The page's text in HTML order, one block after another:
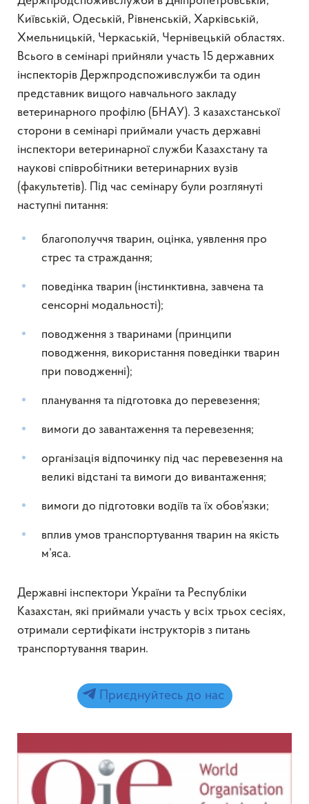
Київській, Одеській, Рівненській, Харківській,
Хмельницькій, Черкаській, Чернівецькій областях.
Всього в семінарі прийняли участь 15 державних
інспекторів Держпродспоживслужби та один
представник вищого навчального закладу
ветеринарного профілю (БНАУ). З казахстанської
сторони в семінарі приймали участь державні
інспектори ветеринарної служби Казахстану та
наукові співробітники ветеринарних вузів
(факультетів). Під час семінару були розглянуті
наступні питання:
благополуччя тварин, оцінка, уявлення про
стрес та страждання;
поведінка тварин (інстинктивна, завчена та
сенсорні модальності);
поводження з тваринами (принципи
поводження, використання поведінки тварин
при поводженні);
планування та підготовка до перевезення;
вимоги до завантаження та перевезення;
організація відпочинку під час перевезення на
великі відстані та вимоги до вивантаження;
вимоги до підготовки водіїв та їх обов’язки;
вплив умов транспортування тварин на якість
м’яса.
Державні інспектори України та Республіки
Казахстан, які приймали участь у всіх трьох сесіях,
отримали сертифікати інструкторів з питань
транспортування тварин.
Приєднуйтесь до нас